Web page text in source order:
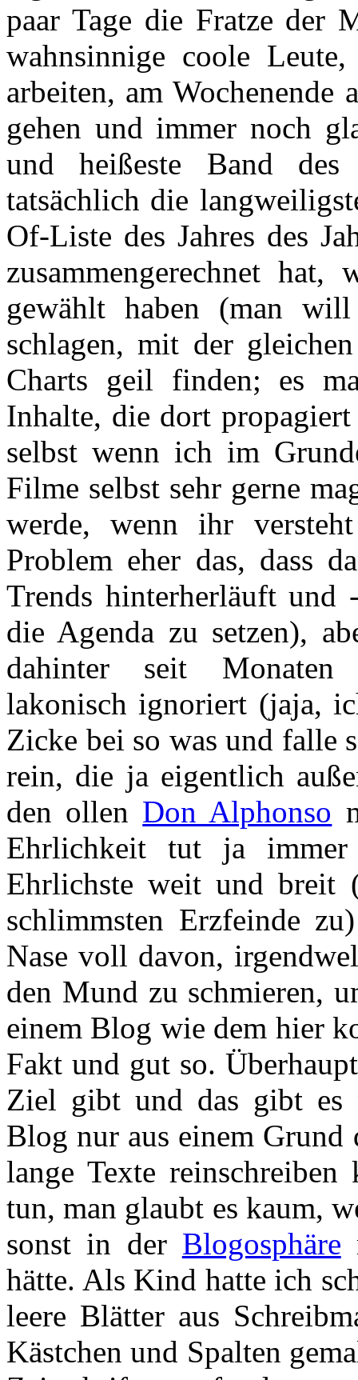
paar Tage die Fratze der
wahnsinnige coole
arbeiten, am Wochenende
gehen und immer noch
und heißeste Band
tatsächlich die
Of-Liste des Jahres des
zusammengerechnet hat,
gewählt haben (man
schlagen, mit der
Charts geil finden; es
Inhalte, die dort
selbst wenn ich im
Filme selbst sehr gerne
werde, wenn ihr
Problem eher das, dass
Trends hinterherläuft und
die Agenda zu setzen),
dahinter seit Monaten
lakonisch ignoriert (jaja,
Zicke bei so was und falle
rein, die ja eigentlich
den ollen Don Alphonso
Ehrlichkeit tut ja
Ehrlichste weit und breit
schlimmsten Erzfeinde
Nase voll davon,
den Mund zu schmieren,
einem Blog wie dem hier
Fakt und gut so.
Ziel gibt und das gibt es
Blog nur aus einem
lange Texte
tun, man glaubt es kaum,
sonst in der Blogosphäre
hätte. Als Kind hatte ich
leere Blätter aus
Kästchen und Spalten